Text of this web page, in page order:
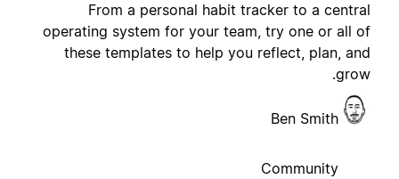
From a personal habit tracker to a
operating system for your team, try one or all
these templates to help you reflect, plan,
Ben Smith
Community